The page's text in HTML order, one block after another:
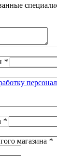
*
*
магазина *